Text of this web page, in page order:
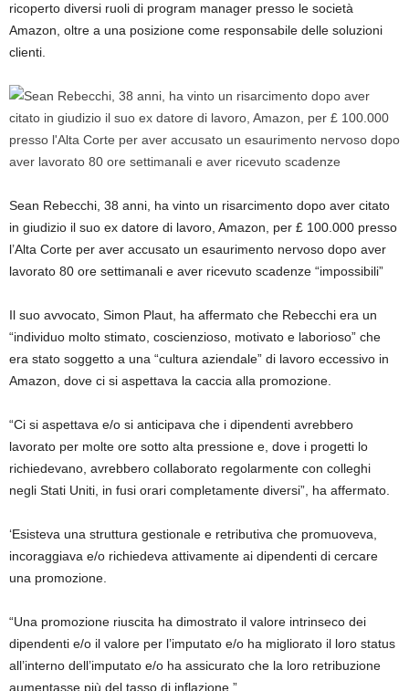
ricoperto diversi ruoli di program manager presso le società
Amazon, oltre a una posizione come responsabile delle soluzioni
clienti.
Sean Rebecchi, 38 anni, ha vinto un risarcimento dopo aver citato
in giudizio il suo ex datore di lavoro, Amazon, per £ 100.000 presso
l’Alta Corte per aver accusato un esaurimento nervoso dopo aver
lavorato 80 ore settimanali e aver ricevuto scadenze “impossibili”
Il suo avvocato, Simon Plaut, ha affermato che Rebecchi era un
“individuo molto stimato, coscienzioso, motivato e laborioso” che
era stato soggetto a una “cultura aziendale” di lavoro eccessivo in
Amazon, dove ci si aspettava la caccia alla promozione.
“Ci si aspettava e/o si anticipava che i dipendenti avrebbero
lavorato per molte ore sotto alta pressione e, dove i progetti lo
richiedevano, avrebbero collaborato regolarmente con colleghi
negli Stati Uniti, in fusi orari completamente diversi”, ha affermato.
‘Esisteva una struttura gestionale e retributiva che promuoveva,
incoraggiava e/o richiedeva attivamente ai dipendenti di cercare
una promozione.
“Una promozione riuscita ha dimostrato il valore intrinseco dei
dipendenti e/o il valore per l’imputato e/o ha migliorato il loro status
all’interno dell’imputato e/o ha assicurato che la loro retribuzione
aumentasse più del tasso di inflazione.”